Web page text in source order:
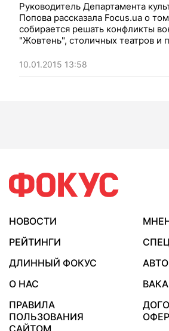
Руководитель Департамента
Попова рассказала Focus.ua о
собирается решать конфликты
"Жовтень", столичных театров и
10.01.2015 13:58
НОВОСТИ
РЕЙТИНГИ
ДЛИННЫЙ ФОКУС
О НАС
ПРАВИЛА
ПОЛЬЗОВАНИЯ
САЙТОМ